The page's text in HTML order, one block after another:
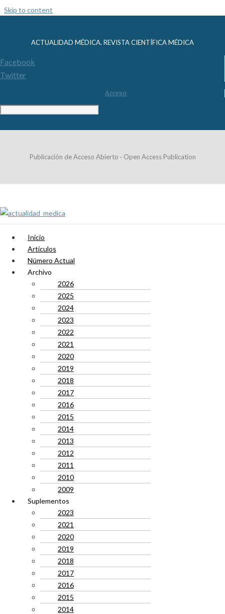
Skip to content
ACTUALIDAD MÉDICA. REVISTA CIENTÍFICA MÉDICA
Facebook
Twitter
Acceso
Publicación de Acceso Abierto · Open Access Publication
Inicio
Artículos
Número Actual
Archivo
2026
2025
2024
2023
2022
2021
2020
2019
2018
2017
2016
2015
2014
2013
2012
2011
2010
2009
Suplementos
2023
2021
2020
2019
2018
2017
2016
2015
2014